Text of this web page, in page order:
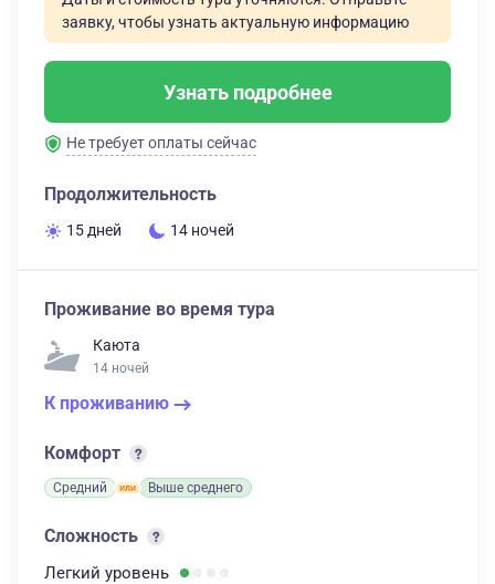
заявку, чтобы узнать актуальную информацию
Узнать подробнее
Не требует оплаты сейчас
Продолжительность
15 дней 14 ночей
Проживание во время тура
Каюта
14 ночей
К проживанию
Комфорт
Средний Выше среднего
Сложность
Легкий уровень